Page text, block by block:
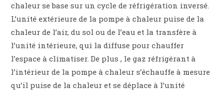
chaleur se base sur un cycle de réfrigération inversé.
L’unité extérieure de la pompe à chaleur puise de la
chaleur de l’air, du sol ou de l’eau et la transfère à
l’unité intérieure, qui la diffuse pour chauffer
l’espace à climatiser. De plus , le gaz réfrigérant à
l’intérieur de la pompe à chaleur s’échauffe à mesure
qu’il puise de la chaleur et se déplace à l’unité